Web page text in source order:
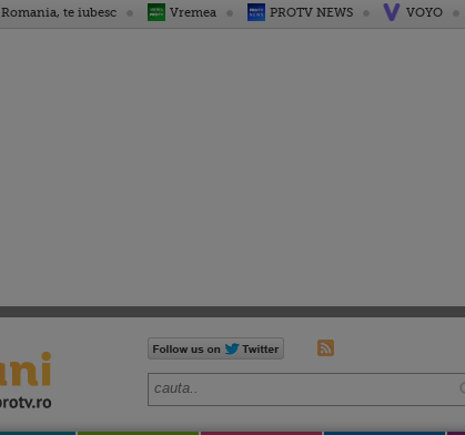
Romania, te iubesc Vremea PROTV NEWS VOYO